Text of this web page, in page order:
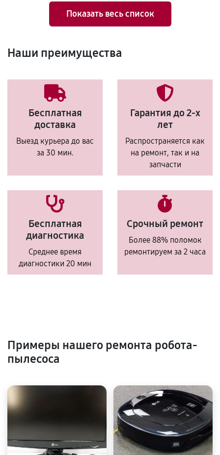
Показать весь список
Наши преимущества
Бесплатная
доставка
Выезд курьера до вас
за 30 мин.
Гарантия до 2-х
лет
Распространяется как
на ремонт, так и на
запчасти
Бесплатная
диагностика
Среднее время
диагностики 20 мин
Срочный ремонт
Более 88% поломок
ремонтируем за 2 часа
Примеры нашего ремонта робота-
пылесоса